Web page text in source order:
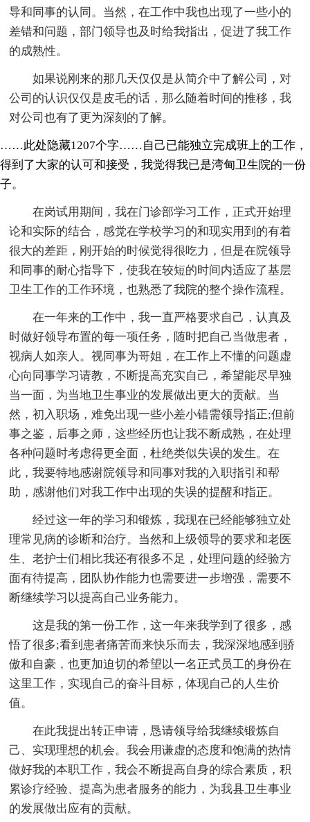
导和同事的认同。当然，在工作中我也出现了一些小的
差错和问题，部门领导也及时给我指出，促进了我工作
的成熟性。
如果说刚来的那几天仅仅是从简介中了解公司，对
公司的认识仅仅是皮毛的话，那么随着时间的推移，我
对公司也有了更为深刻的了解。
……此处隐藏1207个字……自己已能独立完成班上的工作，
得到了大家的认可和接受，我觉得我已是湾甸卫生院的一份
子。
在岗试用期间，我在门诊部学习工作，正式开始理
论和实际的结合，感觉在学校学习的和现实用到的有着
很大的差距，刚开始的时候觉得很吃力，但是在院领导
和同事的耐心指导下，使我在较短的时间内适应了基层
卫生工作的工作环境，也熟悉了我院的整个操作流程。
在一年来的工作中，我一直严格要求自己，认真及
时做好领导布置的每一项任务，随时把自己当做患者，
视病人如亲人。视同事为哥姐，在工作上不懂的问题虚
心向同事学习请教，不断提高充实自己，希望能尽早独
当一面，为当地卫生事业的发展做出更大的贡献。当
然，初入职场，难免出现一些小差小错需领导指正;但前
事之鉴，后事之师，这些经历也让我不断成熟，在处理
各种问题时考虑得更全面，杜绝类似失误的发生。在
此，我要特地感谢院领导和同事对我的入职指引和帮
助，感谢他们对我工作中出现的失误的提醒和指正。
经过这一年的学习和锻炼，我现在已经能够独立处
理常见病的诊断和治疗。当然和上级领导的要求和老医
生、老护士们相比我还有很多不足，处理问题的经验方
面有待提高，团队协作能力也需要进一步增强，需要不
断继续学习以提高自己业务能力。
这是我的第一份工作，这一年来我学到了很多，感
悟了很多;看到患者痛苦而来快乐而去，我深深地感到骄
傲和自豪，也更加迫切的希望以一名正式员工的身份在
这里工作，实现自己的奋斗目标，体现自己的人生价
值。
在此我提出转正申请，恳请领导给我继续锻炼自
己、实现理想的机会。我会用谦虚的态度和饱满的热情
做好我的本职工作，我会不断提高自身的综合素质，积
累诊疗经验、提高为患者服务的能力，为我县卫生事业
的发展做出应有的贡献。